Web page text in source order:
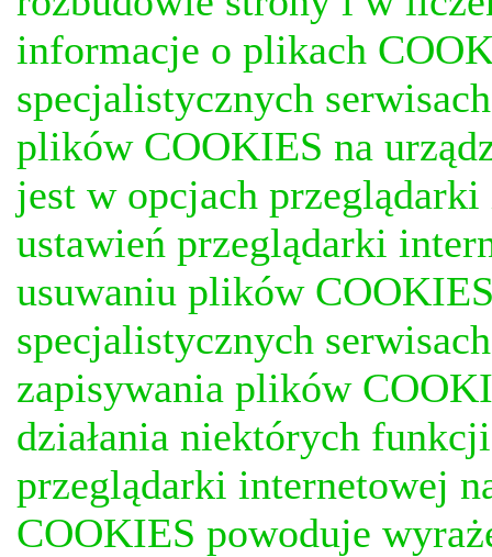
informacje o plikach
specjalistycznych
plików COOKIES na
jest w opcjach
ustawień przeglądarki
usuwaniu plików
specjalistycznych
zapisywania plików
działania niektórych
przeglądarki internetowej
COOKIES powoduje